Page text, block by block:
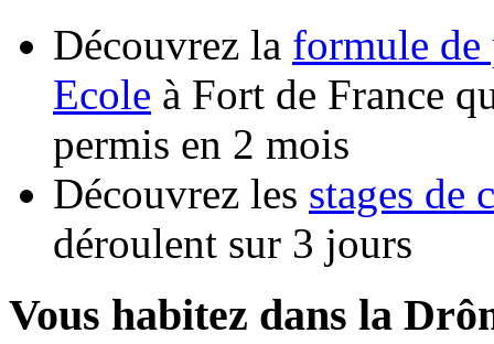
Découvrez la formule de
Ecole à Fort de France
permis en 2 mois
Découvrez les stages de
déroulent sur 3 jours
Vous habitez dans la